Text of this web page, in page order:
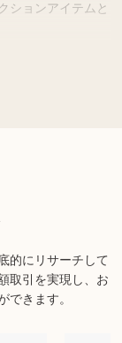
ションアイテムと
取につながる場合
場合がございま
的にリサーチして
取引を実現し、お
できます。